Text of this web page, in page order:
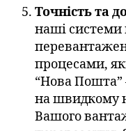
Точність та
наші системи
процесами,
“Нова
на швидкому
Вашого